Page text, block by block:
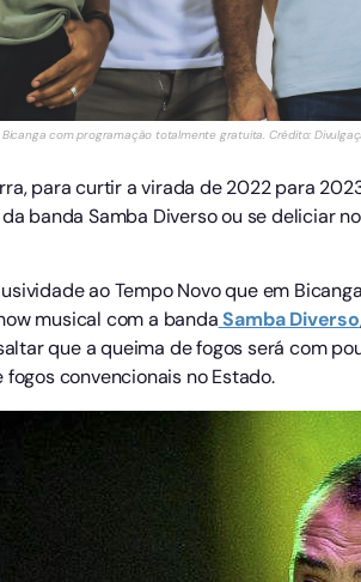
com programação totalmente gratuita. Crédito:
para curtir a virada de 2022 para
banda Samba Diverso ou se deliciar
ao Tempo Novo que em
musical com a bandaSamba Diverso
que a queima de fogos será com
convencionais no Estado.